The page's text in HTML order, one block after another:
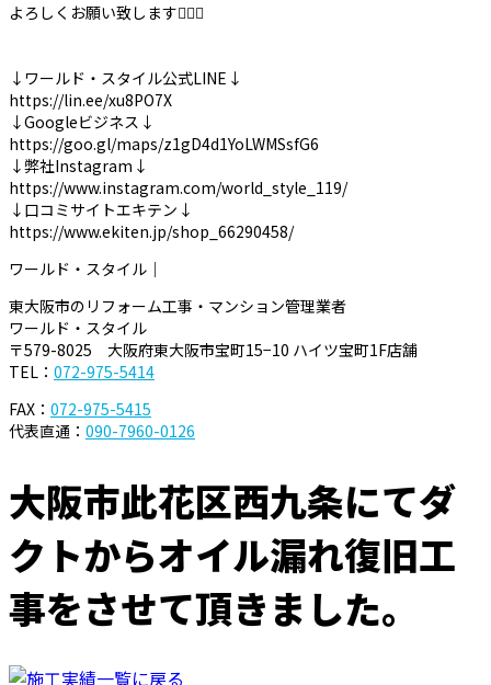
よろしくお願い致します🙇‍♀️✨
↓ワールド・スタイル公式LINE↓
https://lin.ee/xu8PO7X
↓Googleビジネス↓
https://goo.gl/maps/z1gD4d1YoLWMSsfG6
↓弊社Instagram↓
https://www.instagram.com/world_style_119/
↓口コミサイトエキテン↓
https://www.ekiten.jp/shop_66290458/
ワールド・スタイル｜
東大阪市のリフォーム工事・マンション管理業者
ワールド・スタイル
〒579-8025 大阪府東大阪市宝町15−10 ハイツ宝町1F店舗
TEL： 072-975-5414
FAX： 072-975-5415
代表直通： 090-7960-0126
大阪市此花区西九条にてダ
クトからオイル漏れ復旧工
事をさせて頂きました。